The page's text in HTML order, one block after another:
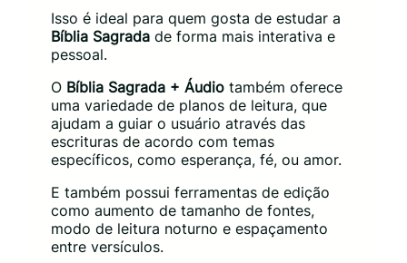
Isso é ideal para quem gosta de estudar a
Bíblia Sagrada de forma mais interativa e
pessoal.
O Bíblia Sagrada + Áudio também oferece
uma variedade de planos de leitura, que
ajudam a guiar o usuário através das
escrituras de acordo com temas
específicos, como esperança, fé, ou amor.
E também possui ferramentas de edição
como aumento de tamanho de fontes,
modo de leitura noturno e espaçamento
entre versículos.